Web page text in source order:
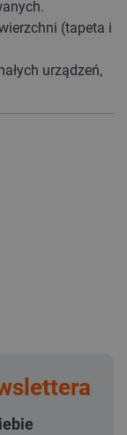
(tapeta i
urządzeń,